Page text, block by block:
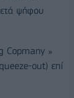
ψήφου
Copmany »
out) επί